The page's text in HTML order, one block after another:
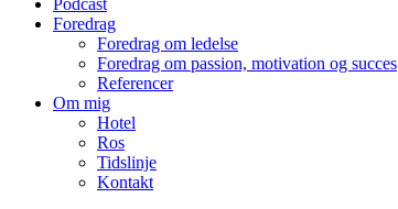
Podcast
Foredrag
Foredrag om ledelse
Foredrag om passion, motivation og succes
Referencer
Om mig
Hotel
Ros
Tidslinje
Kontakt